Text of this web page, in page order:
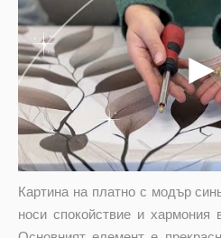
Картина на платно с модър
носи спокойствие и хармония